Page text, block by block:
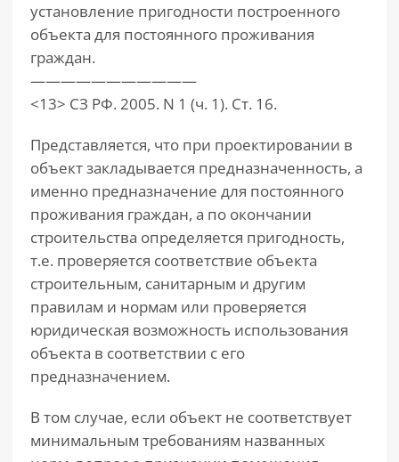
установление пригодности построенного
объекта для постоянного проживания
граждан.
———————————
<13> СЗ РФ. 2005. N 1 (ч. 1). Ст. 16.
Представляется, что при проектировании в
объект закладывается предназначенность, а
именно предназначение для постоянного
проживания граждан, а по окончании
строительства определяется пригодность,
т.е. проверяется соответствие объекта
строительным, санитарным и другим
правилам и нормам или проверяется
юридическая возможность использования
объекта в соответствии с его
предназначением.
В том случае, если объект не соответствует
минимальным требованиям названных